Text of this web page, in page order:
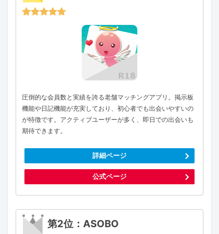
圧倒的な会員数と実績を誇る老舗マッチングアプリ。掲示板
機能や日記機能が充実しており、初心者でも出会いやすいの
が特徴です。アクティブユーザーが多く、即日での出会いも
期待できます。
詳細ページ
公式ページ
第2位：ASOBO